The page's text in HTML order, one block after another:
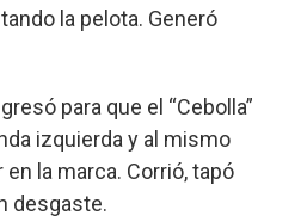
la pelota. Generó
para que el “Cebolla”
izquierda y al mismo
la marca. Corrió, tapó
desgaste.